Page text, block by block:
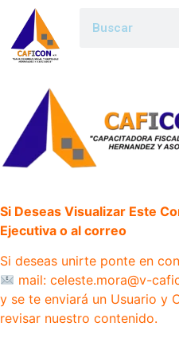
Si Deseas Visualizar Este
Ejecutiva o al correo
Si deseas unirte ponte en
mail: celeste.mora@v-
y se te enviará un Usuario y
revisar nuestro contenido.